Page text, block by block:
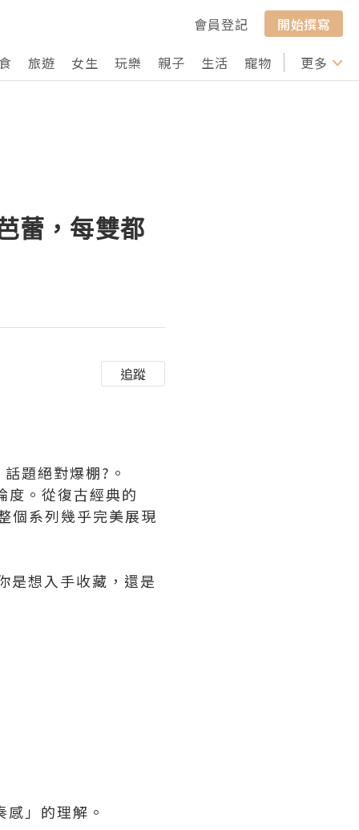
會員登記
開始撰寫
旅遊 女生 玩樂 親子 生活 寵物 行山 打卡
更多
蕾，每雙都
追蹤
題絕對爆棚?。
度。從復古經典的
個系列幾乎完美展現
是想入手收藏，還是
」的理解。